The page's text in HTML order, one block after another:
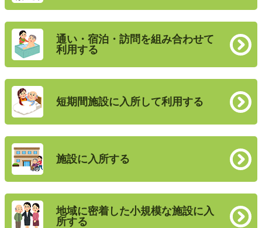
通い・宿泊・訪問を組み合わせて
利用する
短期間施設に入所して利用する
施設に入所する
地域に密着した小規模な施設に入
所する